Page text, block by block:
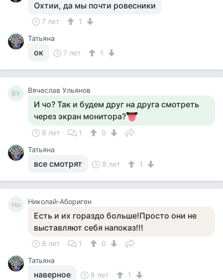
Охтии, да мы почти ровесники
7 лет
1
Татьяна
ок 7 лет 1
ВУ Вячеслав Ульянов
И чо? Так и будем друг на друга смотреть
через экран монитора?
8 лет 1
0
Татьяна
все смотрят 8 лет 1
Ни Николай-Абориген
Есть и их гораздо больше!Просто они не
выставляют себя напоказ!!!
8 лет 1
0
Татьяна
наверное 8 лет 1